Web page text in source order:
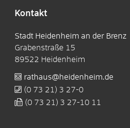
Kontakt
Stadt Heidenheim an der Brenz
Grabenstraße 15
89522 Heidenheim
rathaus@heidenheim.de
(0 73 21) 3 27-0
(0 73 21) 3 27-10 11